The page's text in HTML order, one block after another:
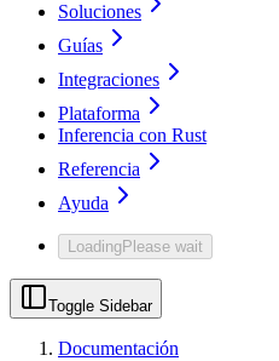
Soluciones
Guías
Integraciones
Plataforma
Inferencia con Rust
Referencia
Ayuda
LoadingPlease wait
Toggle Sidebar
Documentación